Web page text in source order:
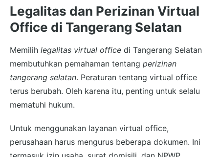
Legalitas dan Perizinan Virtual
Office di Tangerang Selatan
Memilih legalitas virtual office di Tangerang Selatan
membutuhkan pemahaman tentang perizinan
tangerang selatan. Peraturan tentang virtual office
terus berubah. Oleh karena itu, penting untuk selalu
mematuhi hukum.
Untuk menggunakan layanan virtual office,
perusahaan harus mengurus beberapa dokumen. Ini